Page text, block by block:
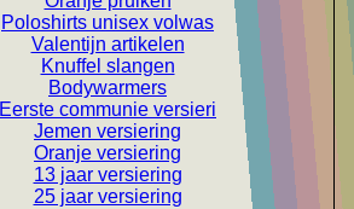
Poloshirts unisex volwas
Valentijn artikelen
Knuffel slangen
Bodywarmers
Eerste communie versieri
Jemen versiering
Oranje versiering
13 jaar versiering
25 jaar versiering